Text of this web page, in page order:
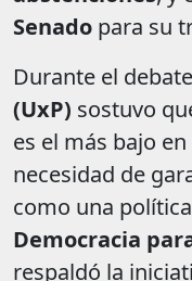
Senado para su
Durante el
(UxP) sostuvo
es el más bajo
necesidad de
como una
Democracia
respaldó la